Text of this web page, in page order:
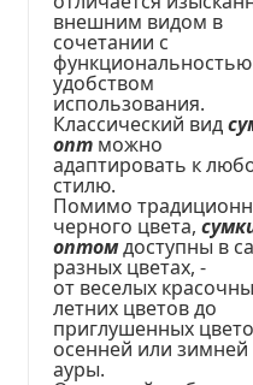
внешним видом в
сочетании с
удобством
использования.
Классический вид
опт можно
адаптировать к
стилю.
Помимо
черного цвета,
оптомдоступны в
разных цветах, -
от веселых
летних цветов до
приглушенных
осенней или зимней
ауры.